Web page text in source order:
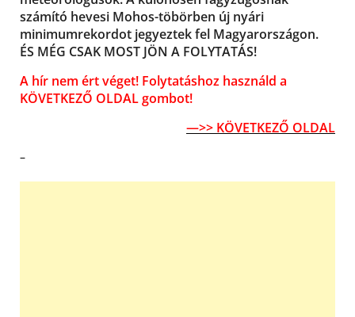
számító hevesi Mohos-töbörben új nyári
minimumrekordot jegyeztek fel Magyarországon.
ÉS MÉG CSAK MOST JÖN A FOLYTATÁS!
A hír nem ért véget! Folytatáshoz használd a
KÖVETKEZŐ OLDAL gombot!
—>> KÖVETKEZŐ OLDAL
–